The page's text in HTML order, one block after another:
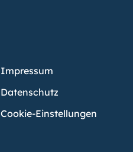
Impressum
Datenschutz
Cookie-Einstellungen